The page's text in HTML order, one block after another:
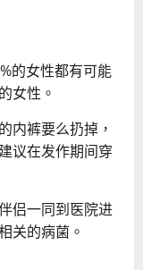
的女性都有可能
女性。
裤要么扔掉，
议在发作期间穿
侣一同到医院进
关的病菌。